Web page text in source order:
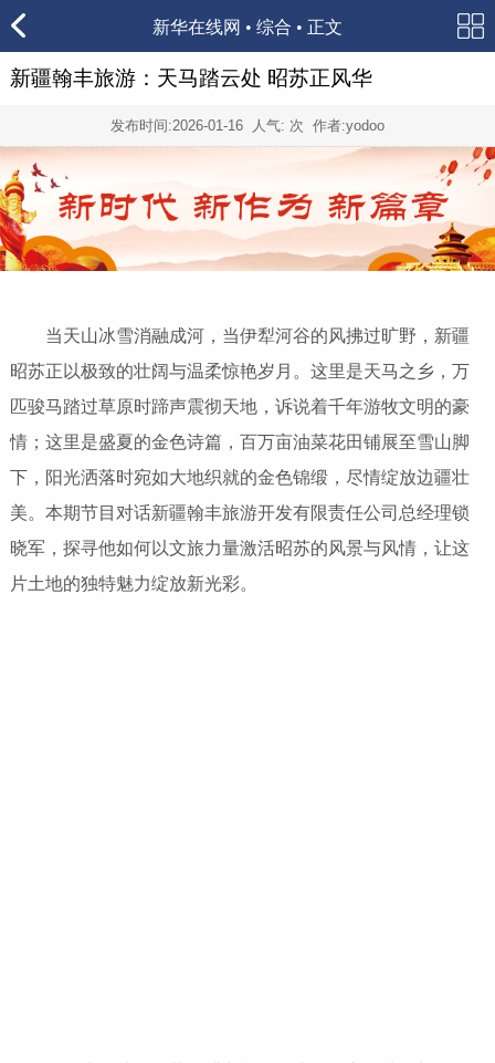
新华在线网 • 综合 • 正文
新疆翰丰旅游：天马踏云处 昭苏正风华
发布时间:2026-01-16 人气: 次 作者:yodoo
当天山冰雪消融成河，当伊犁河谷的风拂过旷野，新疆
昭苏正以极致的壮阔与温柔惊艳岁月。这里是天马之乡，万
匹骏马踏过草原时蹄声震彻天地，诉说着千年游牧文明的豪
情；这里是盛夏的金色诗篇，百万亩油菜花田铺展至雪山脚
下，阳光洒落时宛如大地织就的金色锦缎，尽情绽放边疆壮
美。本期节目对话新疆翰丰旅游开发有限责任公司总经理锁
晓军，探寻他如何以文旅力量激活昭苏的风景与风情，让这
片土地的独特魅力绽放新光彩。